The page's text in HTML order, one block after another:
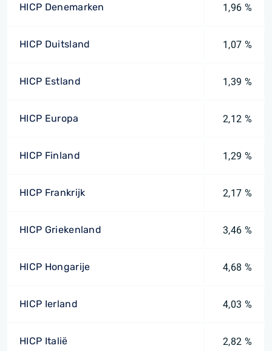
HICP Denemarken 1,96 %
HICP Duitsland 1,07 %
HICP Estland 1,39 %
HICP Europa 2,12 %
HICP Finland 1,29 %
HICP Frankrijk 2,17 %
HICP Griekenland 3,46 %
HICP Hongarije 4,68 %
HICP Ierland 4,03 %
HICP Italië 2,82 %